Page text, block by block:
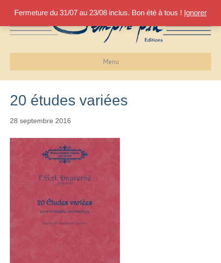
Fermeture du 31/07 au 23/08 inclus. Bon été à tous ! Ignorer
Menu
20 études variées
28 septembre 2016